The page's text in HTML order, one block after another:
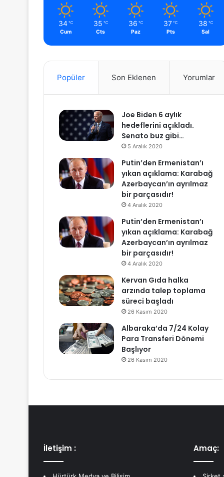
34 ℃
Cum
35 ℃
Cts
36 ℃
Paz
37 ℃
Pts
38 ℃
Sal
Popüler Son Eklenen Yorumlar
Joe Biden 6 aylık
hedeflerini açıkladı.
Senato buz gibi…
5 Aralık 2020
Putin’den Ermenistan’ı
yıkan açıklama: Karabağ
Azerbaycan’ın ayrılmaz
bir parçasıdır!
4 Aralık 2020
Putin’den Ermenistan’ı
yıkan açıklama: Karabağ
Azerbaycan’ın ayrılmaz
bir parçasıdır!
4 Aralık 2020
Kervan Gıda halka
arzında talep toplama
süreci başladı
26 Kasım 2020
Albaraka’da 7/24 Kolay
Para Transferi Dönemi
Başlıyor
26 Kasım 2020
İletişim : Amaç: